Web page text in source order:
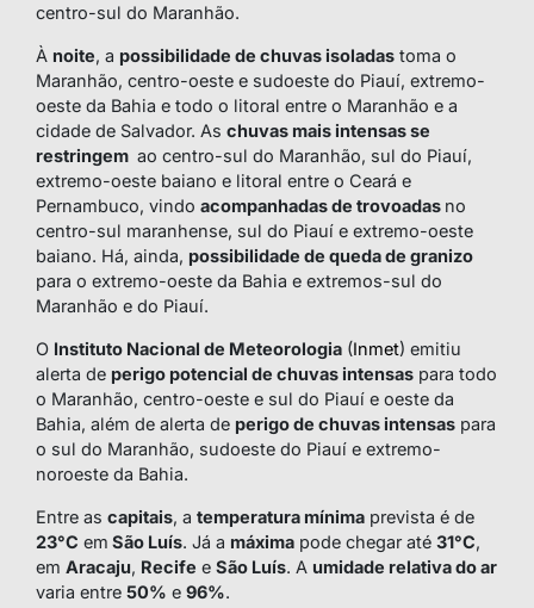
centro-sul do Maranhão.
À noite, a possibilidade de chuvas isoladas toma o
Maranhão, centro-oeste e sudoeste do Piauí, extremo-
oeste da Bahia e todo o litoral entre o Maranhão e a
cidade de Salvador. As chuvas mais intensas se
restringem ao centro-sul do Maranhão, sul do Piauí,
extremo-oeste baiano e litoral entre o Ceará e
Pernambuco, vindo acompanhadas de trovoadas no
centro-sul maranhense, sul do Piauí e extremo-oeste
baiano. Há, ainda, possibilidade de queda de granizo
para o extremo-oeste da Bahia e extremos-sul do
Maranhão e do Piauí.
O Instituto Nacional de Meteorologia (Inmet) emitiu
alerta de perigo potencial de chuvas intensas para todo
o Maranhão, centro-oeste e sul do Piauí e oeste da
Bahia, além de alerta de perigo de chuvas intensas para
o sul do Maranhão, sudoeste do Piauí e extremo-
noroeste da Bahia.
Entre as capitais, a temperatura mínima prevista é de
23°C em São Luís. Já a máxima pode chegar até 31°C,
em Aracaju, Recife e São Luís. A umidade relativa do ar
varia entre 50% e 96%.